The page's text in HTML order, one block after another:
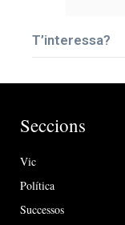
T’interessa?
Seccions
Vic
Política
Successos